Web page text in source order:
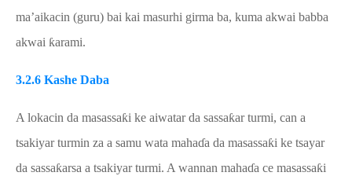
ma’aikacin (guru) bai kai masurhi girma ba, kuma akwai babba
akwai ƙarami.
3.2.6 Kashe Daba
A lokacin da masassaƙi ke aiwatar da sassaƙar turmi, can a
tsakiyar turmin za a samu wata mahaɗa da masassaƙi ke tsayar
da sassaƙarsa a tsakiyar turmi. A wannan mahaɗa ce masassaƙi